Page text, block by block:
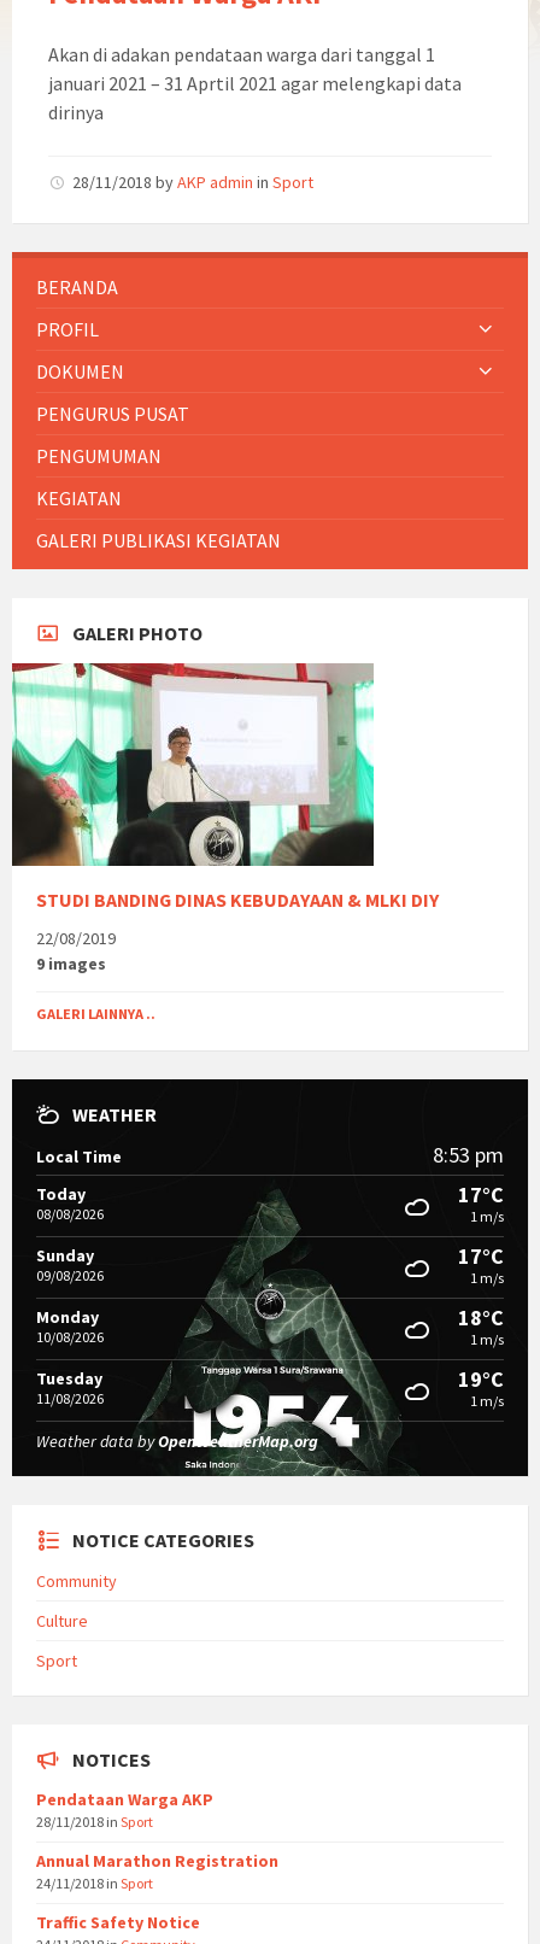
Akan di adakan pendataan warga dari tanggal 1
januari 2021 – 31 Aprtil 2021 agar melengkapi data
dirinya
28/11/2018 byAKP admin in Sport
BERANDA
PROFIL
DOKUMEN
PENGURUS PUSAT
PENGUMUMAN
KEGIATAN
GALERI PUBLIKASI KEGIATAN
GALERI PHOTO
STUDI BANDING DINAS KEBUDAYAAN & MLKI DIY
22/08/2019
9 images
GALERI LAINNYA ..
WEATHER
Local Time 8:53 pm
Today
08/08/2026
17°C
1 m/s
Sunday
09/08/2026
17°C
1 m/s
Monday
10/08/2026
18°C
1 m/s
Tuesday
11/08/2026
19°C
1 m/s
Weather data byOpenWeatherMap.org
NOTICE CATEGORIES
Community
Culture
Sport
NOTICES
Pendataan Warga AKP
28/11/2018 in Sport
Annual Marathon Registration
24/11/2018 in Sport
Traffic Safety Notice